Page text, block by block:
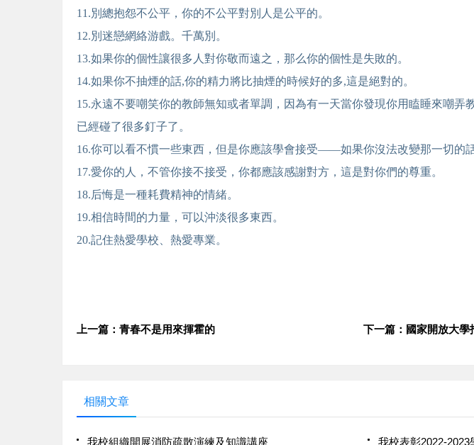
11.別總抱怨不公平，你的不公平對別人是公平的。
12.別迷戀網絡游戲。千萬別。
13.如果你的個性讓很多人對你敬而遠之，那么你的個性是失敗的。
14.如果你不抽煙的話,你的精力將比抽煙的時候好的多,這是絕對的。
15.永遠不要嘲笑你的教師無知或者單調，因為有一天當你發現你用瞌睡來嘲弄
已經碰了很多釘子了。
16.你可以看不慣一些東西，但是你應該學會接受——如果你沒法改變那一切的話
17.愛你的人，不管你接不接受，你都應該感謝對方，這是對你們的尊重。
18.后悔是一種耗費精神的情緒。
19.相信時間的力量，可以沖淡很多東西。
20.記住熱愛學校、熱愛專業。
上一篇：青春不是用來揮霍的 下一篇：國家開放大學
相關文章
我校組織開展消防疏散演練及知識講座 我校表彰2022-2023